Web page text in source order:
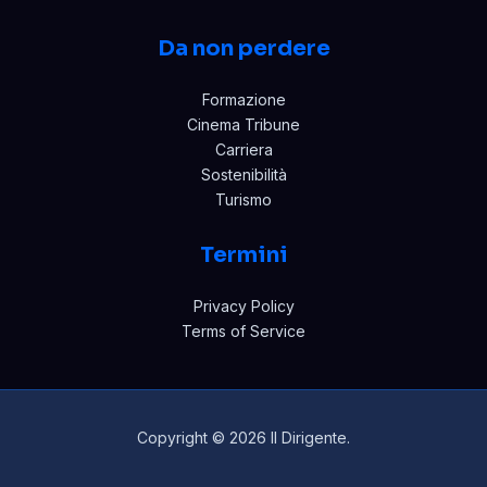
Da non perdere
Formazione
Cinema Tribune
Carriera
Sostenibilità
Turismo
Termini
Privacy Policy
Terms of Service
Copyright © 2026 Il Dirigente.